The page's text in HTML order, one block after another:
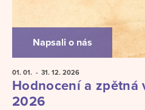
Napsali o nás
01. 01. - 31. 12. 2026
Hodnocení a zpětná
2026